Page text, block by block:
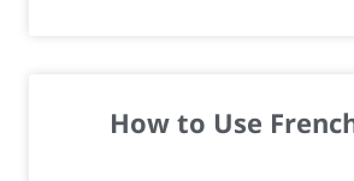
How to Use